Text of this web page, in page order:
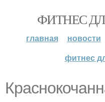
ФИТНЕС
главная новости
фитнес